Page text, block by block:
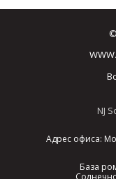
NJ
Адрес офиса:
База